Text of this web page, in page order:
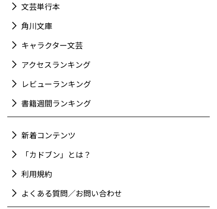
文芸単行本
角川文庫
キャラクター文芸
アクセスランキング
レビューランキング
書籍週間ランキング
新着コンテンツ
「カドブン」とは？
利用規約
よくある質問／お問い合わせ